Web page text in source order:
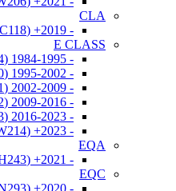
CLA
- 2019+ (C118)
E CLASS
- 1984-1995 (W124)
- 1995-2002 (W210)
- 2002-2009 (W211)
- 2009-2016 (W212)
- 2016-2023 (W213)
- 2023+ (W214)
EQA
- 2021+ (H243)
EQC
- 2020+ (N293)